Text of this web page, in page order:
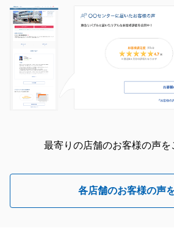
最寄りの店舗のお客様の声を
各店舗のお客様の声